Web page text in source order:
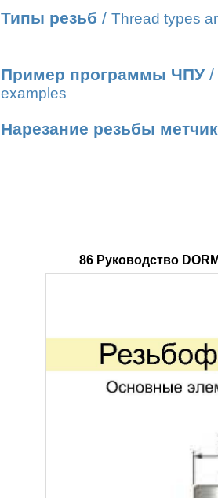
Типы резьб / Thread types
Пример программы ЧПУ /
examples
Нарезание резьбы
86 Руководство